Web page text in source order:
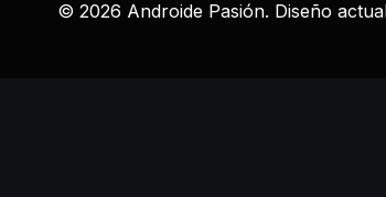
© 2026 Androide Pasión. Diseño